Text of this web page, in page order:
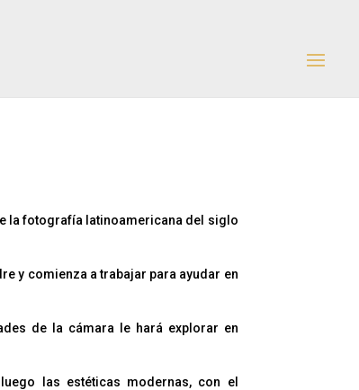
la fotografía latinoamericana del siglo
y comienza a trabajar para ayudar en
de la cámara le hará explorar en
las estéticas modernas, con el